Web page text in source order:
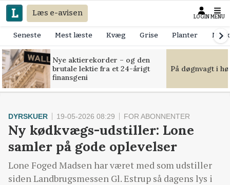
Læs e-avisen LOGIN MENU
Seneste Mest læste Kvæg Grise Planter
Nye aktierekorder – og den
brutale lektie fra et 24-årigt
finansgeni
På døgnvagt i
DYRSKUER 19-05-2026 08:29 FOR ABONNENTER
Ny kødkvægs-udstiller: Lone
samler på gode oplevelser
Lone Foged Madsen har været med som udstiller
siden Landbrugsmessen Gl. Estrup så dagens lys i